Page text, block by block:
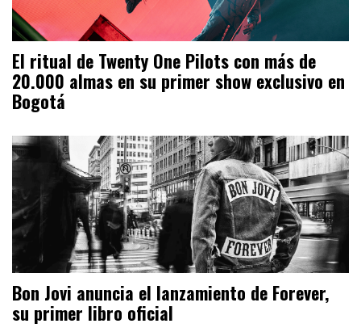
El ritual de Twenty One Pilots con más de
20.000 almas en su primer show exclusivo en
Bogotá
Bon Jovi anuncia el lanzamiento de Forever,
su primer libro oficial